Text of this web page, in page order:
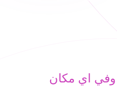
اي مكان